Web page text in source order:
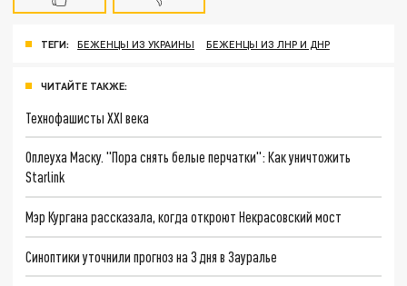
ТЕГИ: БЕЖЕНЦЫ ИЗ УКРАИНЫ БЕЖЕНЦЫ ИЗ ЛНР И ДНР
ЧИТАЙТЕ ТАКЖЕ:
Технофашисты XXI века
Оплеуха Маску. "Пора снять белые перчатки": Как уничтожить
Starlink
Мэр Кургана рассказала, когда откроют Некрасовский мост
Синоптики уточнили прогноз на 3 дня в Зауралье